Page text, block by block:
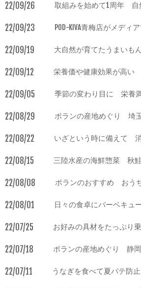
22/09/26 取組みを始めて1周年 自
22/09/23 POD-KIVA青梅店がメディ
22/09/19 大自然が育てたうまい
22/09/12 栄養価や健康効果が高い
22/09/05 季節の変わり目に 栄養
22/08/29 ポランの産地めぐり 埼
22/08/22 いざという時に備えて
22/08/15 三陸水産の海鮮惣菜 秋
22/08/08 ポランのおすすめ おう
22/08/01 日々の食卓にバーベキ
22/07/25 お好みの具材をたっぷり
22/07/18 ポランの産地めぐり 静
22/07/11 うなぎを食べて夏バテ防